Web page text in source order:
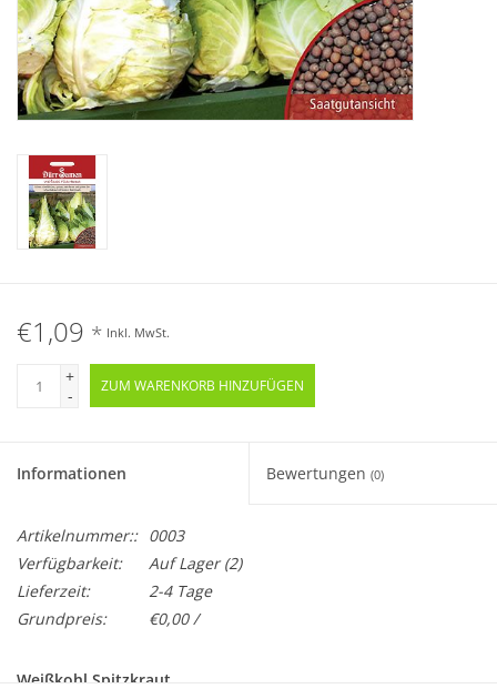
€1,09 * Inkl. MwSt.
+
-
ZUM WARENKORB HINZUFÜGEN
Informationen Bewertungen (0)
Artikelnummer:: 0003
Verfügbarkeit:
Auf Lager(2)
Lieferzeit:
2-4 Tage
Grundpreis:
€0,00 /
Weißkohl Spitzkraut